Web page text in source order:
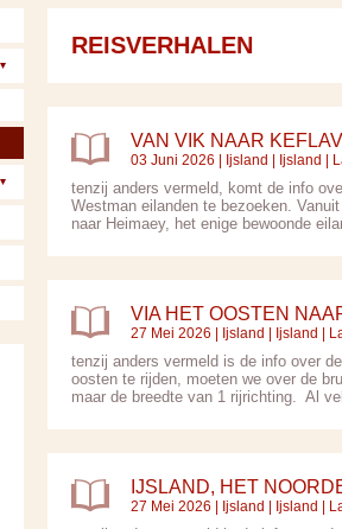
REISVERHALEN
VAN VIK NAAR
03 Juni 2026 | Ijsland | Ijsland |
tenzij anders vermeld, komt de info
Westman eilanden te bezoeken.
naar Heimaey, het enige bewoonde
VIA HET OOSTEN
27 Mei 2026 | Ijsland | Ijsland |
tenzij anders vermeld is de info over
oosten te rijden, moeten we over de
maar de breedte van 1 rijrichting. Al
IJSLAND, HET
27 Mei 2026 | Ijsland | Ijsland |